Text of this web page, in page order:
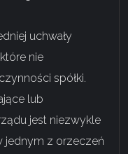
uchwały
nie
spółki.
lub
jest niezwykle
jednym z orzeczeń